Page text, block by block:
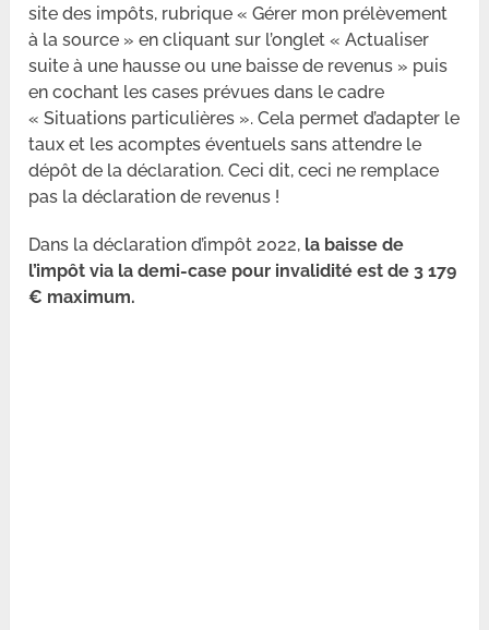
site des impôts, rubrique « Gérer mon prélèvement
à la source » en cliquant sur l’onglet « Actualiser
suite à une hausse ou une baisse de revenus » puis
en cochant les cases prévues dans le cadre
« Situations particulières ». Cela permet d’adapter le
taux et les acomptes éventuels sans attendre le
dépôt de la déclaration. Ceci dit, ceci ne remplace
pas la déclaration de revenus !
Dans la déclaration d’impôt 2022, la baisse de
l’impôt via la demi-case pour invalidité est de 3 179
€ maximum.